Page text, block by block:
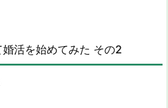
活を始めてみた その2